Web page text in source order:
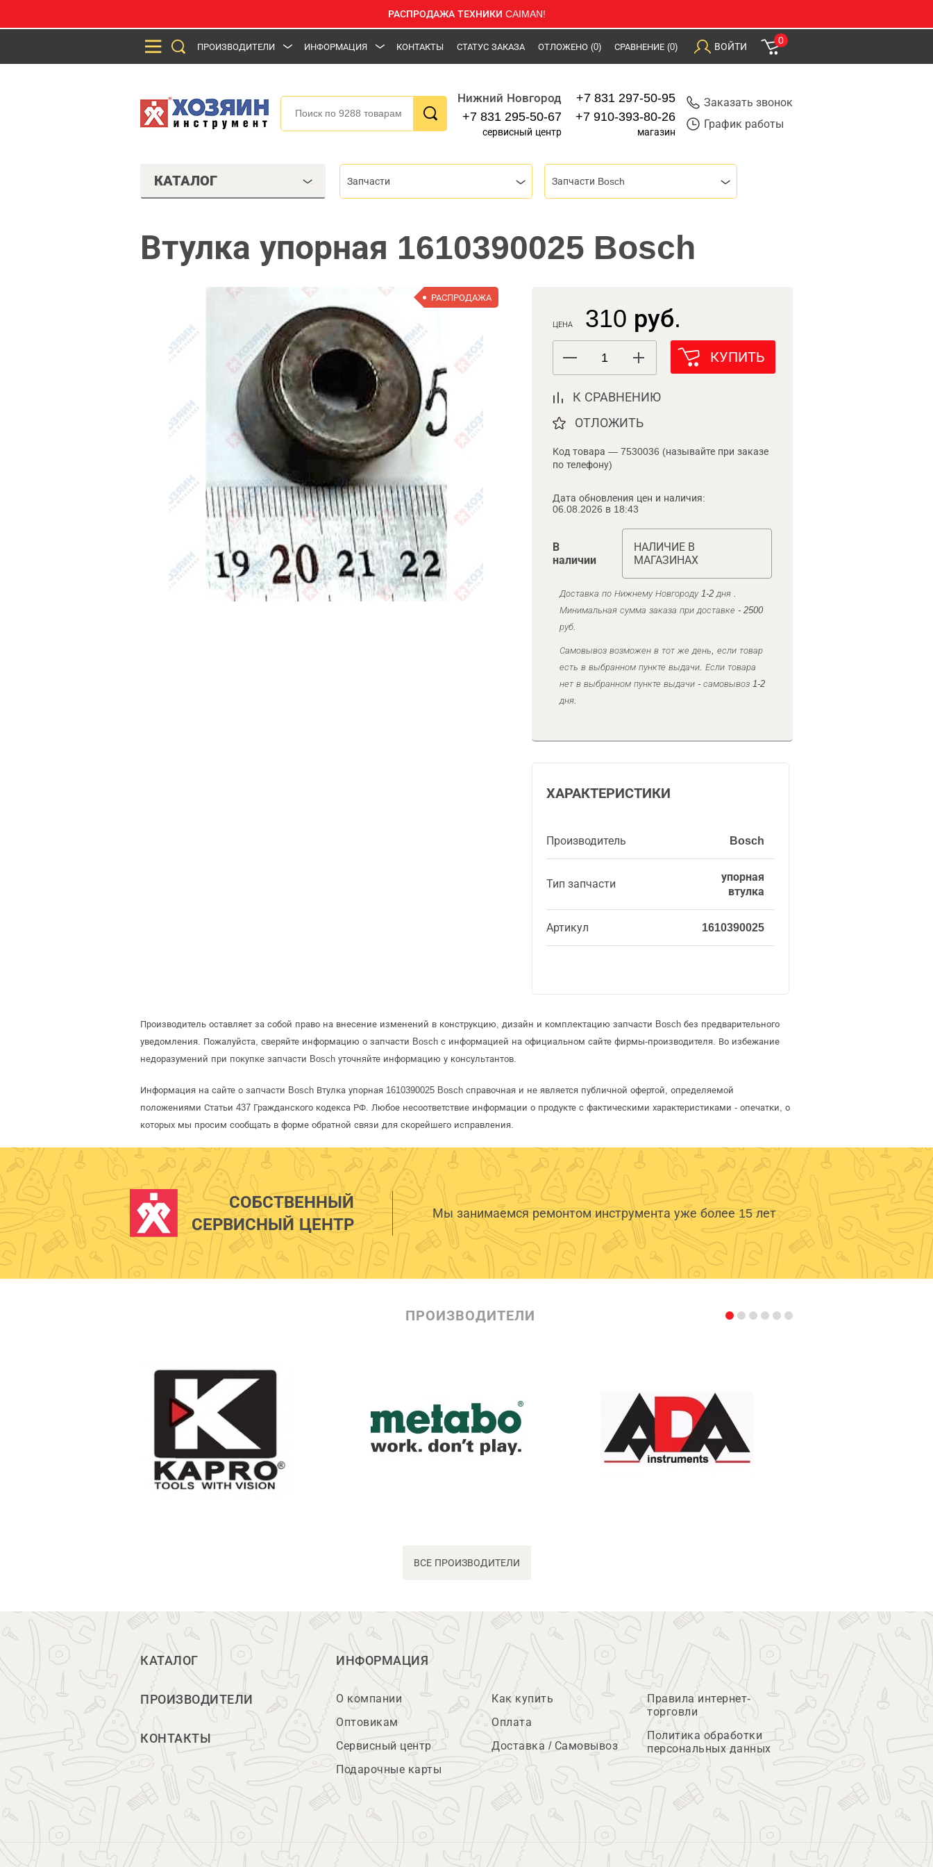
РАСПРОДАЖА ТЕХНИКИ CAIMAN!
ПРОИЗВОДИТЕЛИ ИНФОРМАЦИЯ КОНТАКТЫ СТАТУС ЗАКАЗА ОТЛОЖЕНО (0) СРАВНЕНИЕ (0) ВОЙТИ
0
Нижний Новгород
+7 831 295-50-67
сервисный центр
+7 831 297-50-95
+7 910-393-80-26
магазин
Заказать звонок
График работы
КАТАЛОГ Запчасти Запчасти Bosch
Втулка упорная 1610390025 Bosch
РАСПРОДАЖА
ЦЕНА 310 руб.
КУПИТЬ
К СРАВНЕНИЮ
ОТЛОЖИТЬ
Код товара — 7530036 (называйте при заказе
по телефону)
Дата обновления цен и наличия:
06.08.2026 в 18:43
В
наличии
НАЛИЧИЕ В
МАГАЗИНАХ
Доставка по Нижнему Новгороду 1-2 дня .
Минимальная сумма заказа при доставке - 2500
руб.
Самовывоз возможен в тот же день, если товар
есть в выбранном пункте выдачи. Если товара
нет в выбранном пункте выдачи - самовывоз 1-2
дня.
ХАРАКТЕРИСТИКИ
Производитель Bosch
Тип запчасти
упорная
втулка
Артикул 1610390025
Производитель оставляет за собой право на внесение изменений в конструкцию, дизайн и комплектацию запчасти Bosch без предварительного
уведомления. Пожалуйста, сверяйте информацию о запчасти Bosch с информацией на официальном сайте фирмы-производителя. Во избежание
недоразумений при покупке запчасти Bosch уточняйте информацию у консультантов.
Информация на сайте о запчасти Bosch Втулка упорная 1610390025 Bosch справочная и не является публичной офертой, определяемой
положениями Статьи 437 Гражданского кодекса РФ. Любое несоответствие информации о продукте с фактическими характеристиками - опечатки, о
которых мы просим сообщать в форме обратной связи для скорейшего исправления.
СОБСТВЕННЫЙ
СЕРВИСНЫЙ ЦЕНТР
Мы занимаемся ремонтом инструмента уже более 15 лет
ПРОИЗВОДИТЕЛИ
ВСЕ ПРОИЗВОДИТЕЛИ
КАТАЛОГ
ПРОИЗВОДИТЕЛИ
КОНТАКТЫ
ИНФОРМАЦИЯ
О компании
Оптовикам
Сервисный центр
Подарочные карты
Как купить
Оплата
Доставка / Самовывоз
Правила интернет-
торговли
Политика обработки
персональных данных